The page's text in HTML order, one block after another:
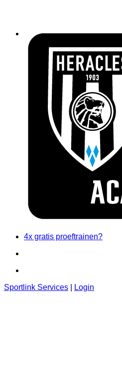
4x gratis proeftrainen?
Sportlink Services Login